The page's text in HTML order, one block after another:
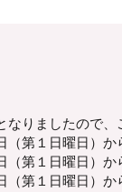
なりましたので、
第１日曜日）か
第１日曜日）か
第１日曜日）か